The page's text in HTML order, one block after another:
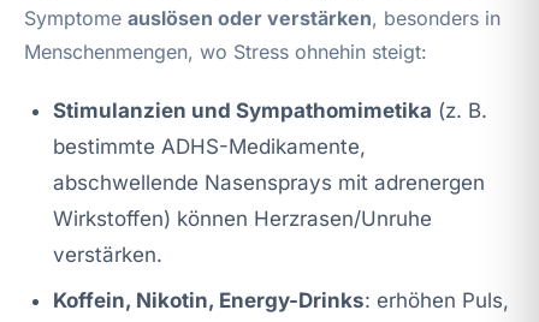
Symptome auslösen oder verstärken, besonders in
Menschenmengen, wo Stress ohnehin steigt:
Stimulanzien und Sympathomimetika (z. B.
bestimmte ADHS-Medikamente,
abschwellende Nasensprays mit adrenergen
Wirkstoffen) können Herzrasen/Unruhe
verstärken.
Koffein, Nikotin, Energy-Drinks: erhöhen Puls,